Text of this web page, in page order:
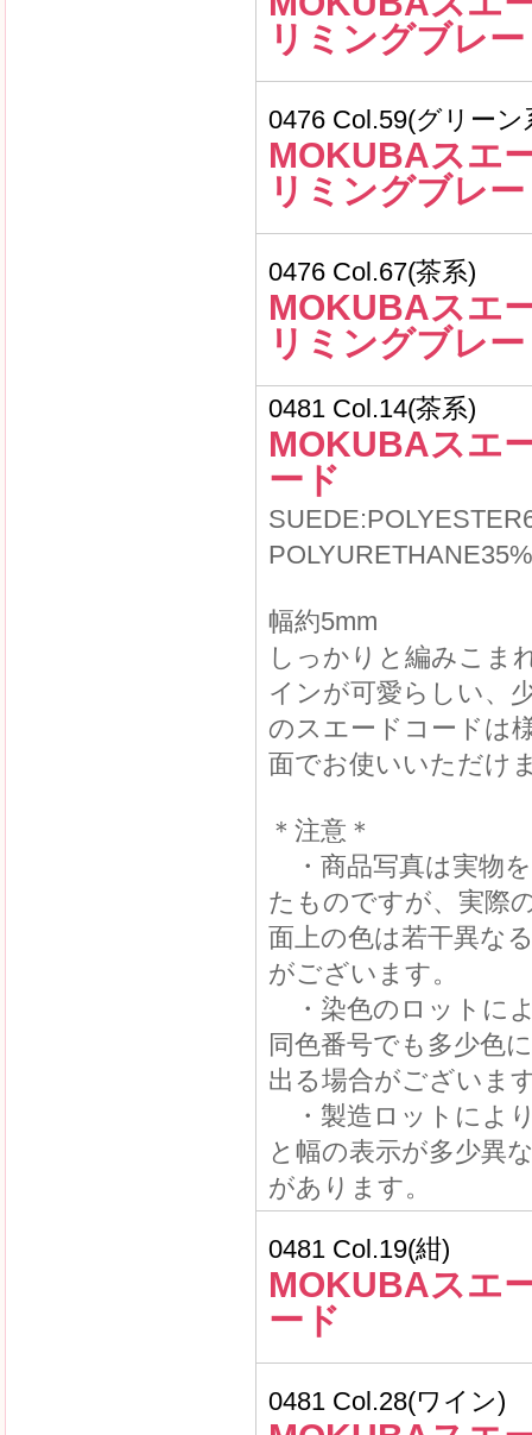
リミングブレ
0476 Col.59(グリーン
MOKUBAスエ
リミングブレ
0476 Col.67(茶系)
MOKUBAスエ
リミングブレ
0481 Col.14(茶系)
MOKUBAスエ
ード
POLYURETHANE35%
幅約5mm
しっかりと編みこま
インが可愛らしい、
のスエードコードは
面でお使いいただけ
＊注意＊
・商品写真は実物
たものですが、実際
面上の色は若干異な
がございます。
・染色のロットに
同色番号でも多少色
出る場合がございま
・製造ロットによ
と幅の表示が多少異
があります。
0481 Col.19(紺)
MOKUBAスエ
ード
0481 Col.28(ワイン)